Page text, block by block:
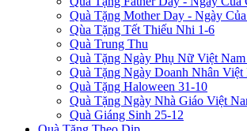
Quà Tặng Mother Day - Ngày
Qùa Tặng Tết Thiếu Nhi 1-6
Quà Trung Thu
Quà Tặng Ngày Phụ Nữ Việt
Quà Tặng Ngày Doanh Nhân Việt
Quà Tặng Haloween 31-10
Quà Tặng Ngày Nhà Giáo Việt
Quà Giáng Sinh 25-12